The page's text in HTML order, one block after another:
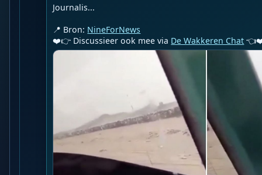
Journalis...
📍 Bron: NineForNews
❤️👉 Discussieer ook mee via De Wakkeren Chat